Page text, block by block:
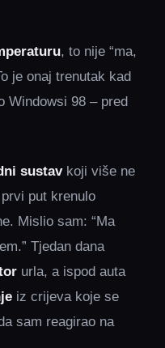
, to nije “ma,
je onaj trenutak kad
Windowsi 98 – pred
sustavkoji više ne
put krenulo
Mislio sam: “Ma
Tjedan dana
urla, a ispod auta
iz crijeva koje se
sam reagirao na